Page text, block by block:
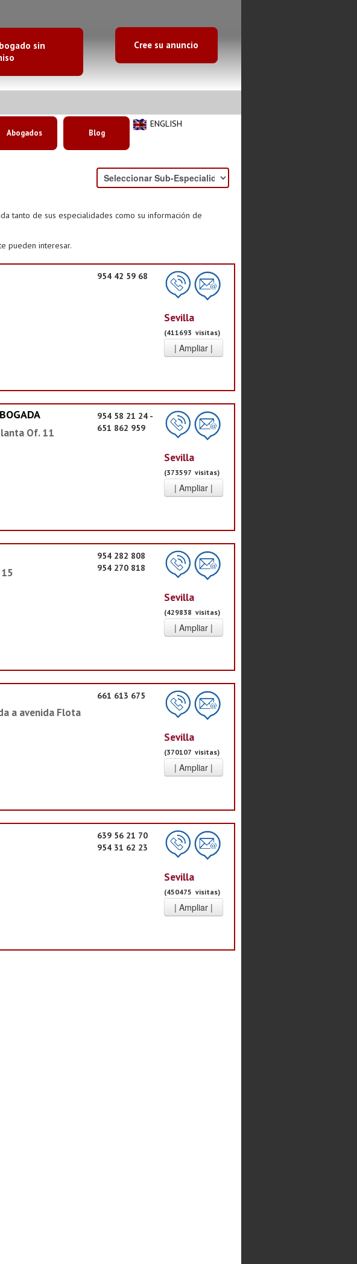
sin
Cree su anuncio
ENGLISH
Abogados Blog
tanto de sus especialidades como su información de
pueden interesar.
954 42 59 68
Sevilla
(411693 visitas)
Of. 11
954 58 21 24 -
651 862 959
Sevilla
(373597 visitas)
954 282 808
954 270 818
Sevilla
(429838 visitas)
a avenida Flota
661 613 675
Sevilla
(370107 visitas)
639 56 21 70
954 31 62 23
Sevilla
(450475 visitas)